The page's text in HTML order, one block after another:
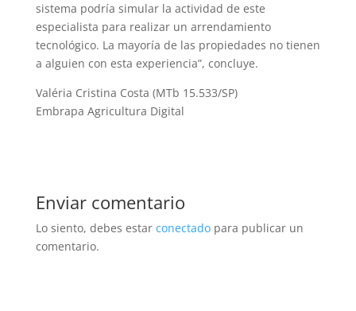
sistema podría simular la actividad de este
especialista para realizar un arrendamiento
tecnológico. La mayoría de las propiedades no tienen
a alguien con esta experiencia”, concluye.
Valéria Cristina Costa (MTb 15.533/SP)
Embrapa Agricultura Digital
Enviar comentario
Lo siento, debes estar conectadopara publicar un
comentario.